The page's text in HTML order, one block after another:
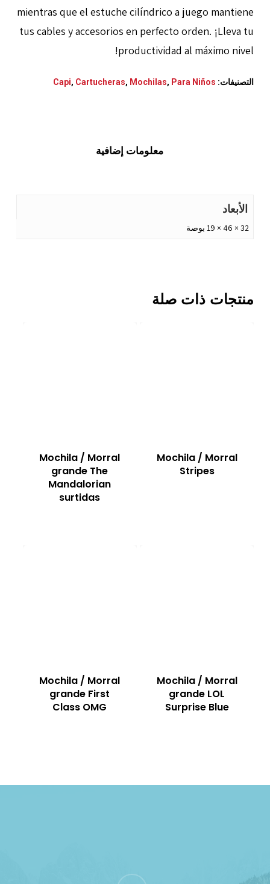
mientras que el estuche cilíndrico a juego mantiene
tus cables y accesorios en perfecto orden. ¡Lleva tu
productividad al máximo nivel!
التصنيفات: Capi, Cartucheras, Mochilas, Para Niños
معلومات إضافية
الأبعاد
32 × 46 × 19 بوصة
منتجات ذات صلة
Mochila / Morral
Stripes
Mochila / Morral
grande The
Mandalorian
surtidas
Mochila / Morral
grande LOL
Surprise Blue
Mochila / Morral
grande First
Class OMG
instagram